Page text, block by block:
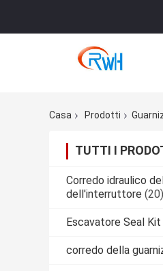
Casa Prodotti
TUTTI I
Corredo idraulico
dell'interruttore (20)
Escavatore Seal Kit
corredo della